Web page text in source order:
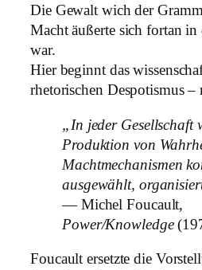
Die Gewalt wich der
Macht äußerte sich fortan
war.
Hier beginnt das
rhetorischen Despotismus
„In jeder Gesellschaft
Produktion von
Machtmechanismen
ausgewählt,
— Michel Foucault,
Power/Knowledge
Foucault ersetzte die